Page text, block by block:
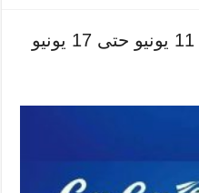
عروض لولو الرياض اليوم 11 يونيو حتى 17 يونيو